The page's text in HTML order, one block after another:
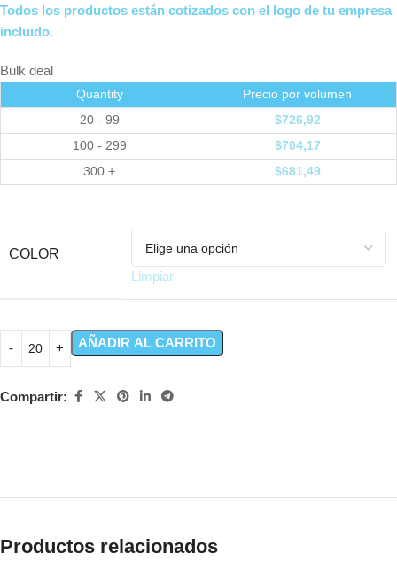
Todos los productos están cotizados con el logo de tu empresa
incluido.
Bulk deal
Quantity
Precio por volumen
20 - 99
$726,92
100 - 299
$704,17
300 +
$681,49
COLOR
Limpiar
AÑADIR AL CARRITO
Compartir:
Productos relacionados